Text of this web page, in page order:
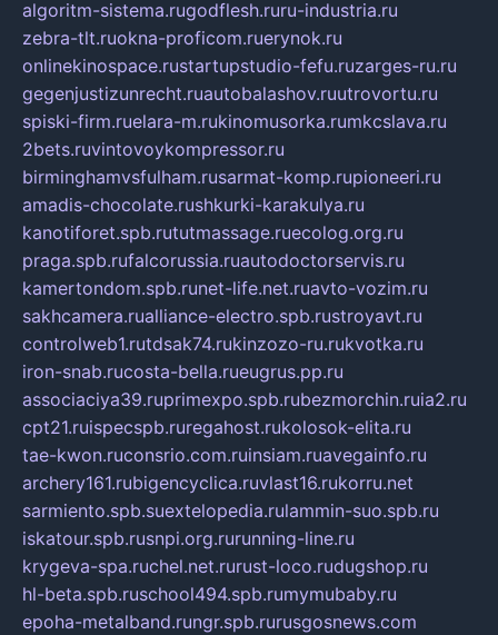
algoritm-sistema.rugodflesh.ruru-industria.ru
zebra-tlt.ruokna-proficom.ruerynok.ru
onlinekinospace.rustartupstudio-fefu.ruzarges-ru.ru
gegenjustizunrecht.ruautobalashov.ruutrovortu.ru
spiski-firm.ruelara-m.rukinomusorka.rumkcslava.ru
2bets.ruvintovoykompressor.ru
birminghamvsfulham.rusarmat-komp.rupioneeri.ru
amadis-chocolate.rushkurki-karakulya.ru
kanotiforet.spb.rututmassage.ruecolog.org.ru
praga.spb.rufalcorussia.ruautodoctorservis.ru
kamertondom.spb.runet-life.net.ruavto-vozim.ru
sakhcamera.rualliance-electro.spb.rustroyavt.ru
controlweb1.rutdsak74.rukinzozo-ru.rukvotka.ru
iron-snab.rucosta-bella.rueugrus.pp.ru
associaciya39.ruprimexpo.spb.rubezmorchin.ruia2.ru
cpt21.ruispecspb.ruregahost.rukolosok-elita.ru
tae-kwon.ruconsrio.com.ruinsiam.ruavegainfo.ru
archery161.rubigencyclica.ruvlast16.rukorru.net
sarmiento.spb.suextelopedia.rulammin-suo.spb.ru
iskatour.spb.rusnpi.org.rurunning-line.ru
krygeva-spa.ruchel.net.rurust-loco.rudugshop.ru
hl-beta.spb.ruschool494.spb.rumymubaby.ru
epoha-metalband.rungr.spb.rurusgosnews.com